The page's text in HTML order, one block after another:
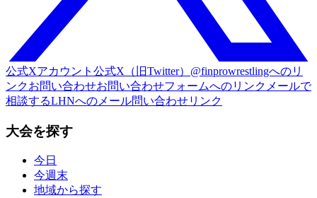
公式Xアカウント 公式X（旧Twitter）@finprowrestlingへのリ
ンクお問い合わせお問い合わせフォームへのリンク メールで
相談するLHNへのメール問い合わせリンク
大会を探す
今日
今週末
地域から探す